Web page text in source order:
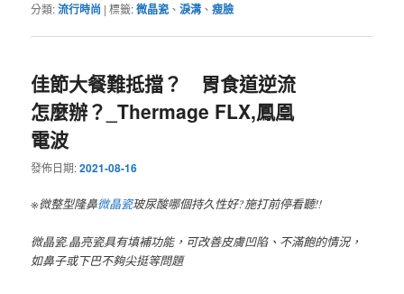
分類:流行時尚 |標籤:微晶瓷 、淚溝 、瘦臉
佳節大餐難抵擋？ 胃食道逆流
怎麼辦？_Thermage FLX,鳳凰
電波
發佈日期:2021-08-16
※微整型隆鼻微晶瓷玻尿酸哪個持久性好?施打前停看聽!!
微晶瓷.晶亮瓷具有填補功能，可改善皮膚凹陷、不滿飽的情況，
如鼻子或下巴不夠尖挺等問題